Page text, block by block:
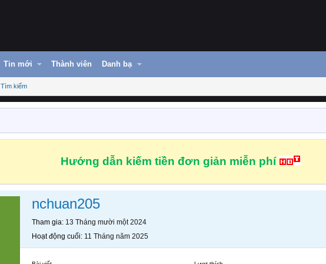
Tin mới Thành viên Danh bạ
Tìm kiếm
Hướng dẫn kiếm tiền đơn giản miễn phí
nchuan205
Tham gia 13 Tháng mười một 2024
Hoạt động cuối 11 Tháng năm 2025